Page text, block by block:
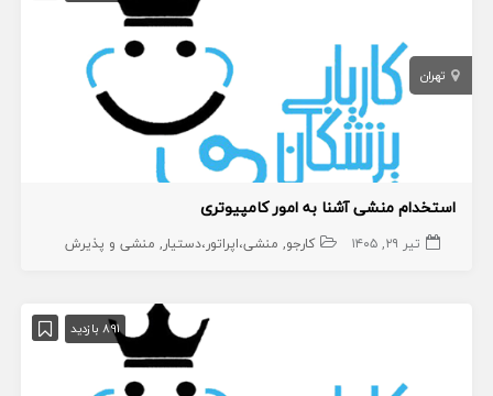
تهران
استخدام منشی آشنا به امور کامپیوتری
تیر ۲۹, ۱۴۰۵ کارجو منشی،اپراتور،دستیار منشی و پذیرش
891 بازدید